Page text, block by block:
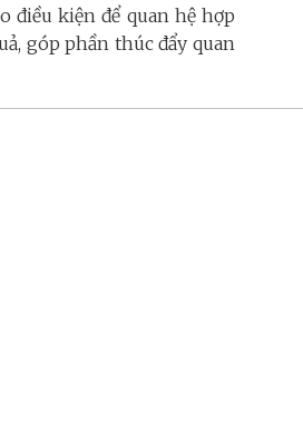
điều kiện để quan hệ hợp
góp phần thúc đẩy quan